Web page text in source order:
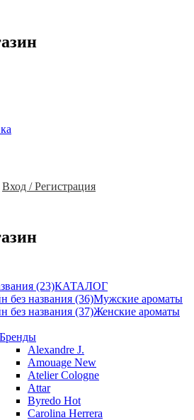
Вход / Регистрация
КАТАЛОГ
Мужские ароматы
Женские ароматы
Бренды
Alexandre J.
Amouage New
Atelier Cologne
Attar
Byredo Hot
Carolina Herrera